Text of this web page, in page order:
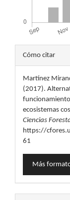
Detalles
del
artículo
Cómo citar
Martínez
(2017).
ecosistemas
Ciencias
https://
61
Más